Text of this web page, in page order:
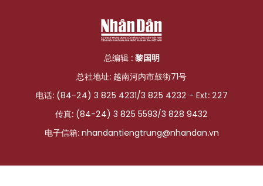
总编辑 : 黎国明
总社地址: 越南河内市鼓街71号
电话: (84-24) 3 825 4231/3 825 4232 - Ext: 227
传真: (84-24) 3 825 5593/3 828 9432
电子信箱: nhandantiengtrung@nhandan.vn